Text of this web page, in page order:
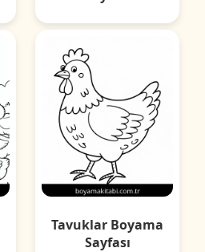
Tavuklar Boyama
Sayfası